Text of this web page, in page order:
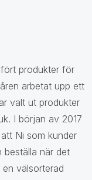
produkter för
arbetat upp ett
valt ut produkter
I början av 2017
Ni som kunder
beställa när det
välsorterad